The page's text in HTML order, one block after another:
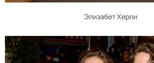
Элизабет Херли